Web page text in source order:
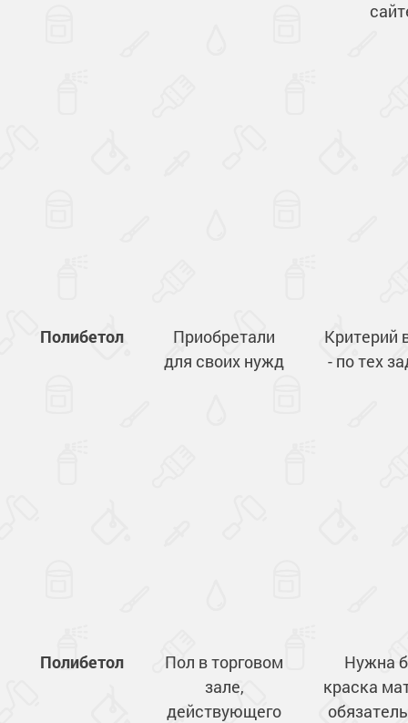
Полибетол
Приобретали
для своих нужд
Критерий
- по тех
Полибетол
Пол в торговом
зале,
действующего
Нужна
краска